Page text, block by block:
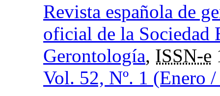
Revista española de
oficial de la Sociedad
Gerontología, ISSN-e
Vol. 52, Nº. 1 (Enero